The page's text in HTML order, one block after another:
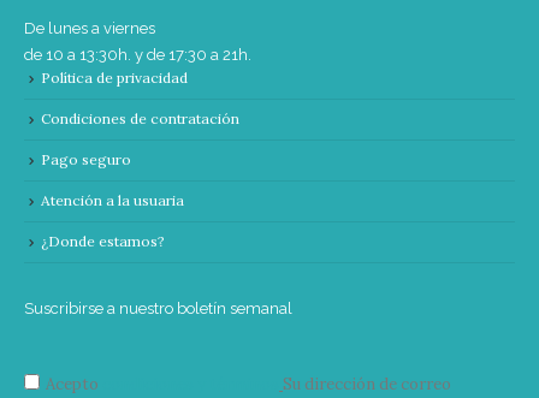
De lunes a viernes
de 10 a 13:30h. y de 17:30 a 21h.
Política de privacidad
Condiciones de contratación
Pago seguro
Atención a la usuaria
¿Donde estamos?
Suscribirse a nuestro boletín semanal
Acepto
Su dirección de correo